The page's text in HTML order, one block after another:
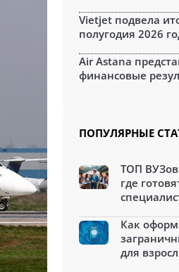
Vietjet подвела
полугодия 2026
Air Astana
финансовые
ПОПУЛЯРНЫЕ
ТОП ВУЗов
где
Как
для